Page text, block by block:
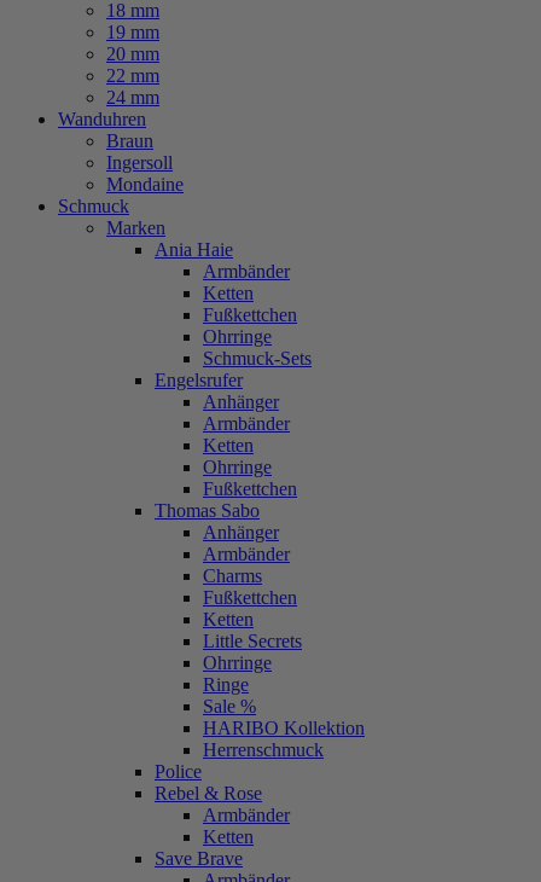
18 mm
19 mm
20 mm
22 mm
24 mm
Wanduhren
Braun
Ingersoll
Mondaine
Schmuck
Marken
Ania Haie
Armbänder
Ketten
Fußkettchen
Ohrringe
Schmuck-Sets
Engelsrufer
Anhänger
Armbänder
Ketten
Ohrringe
Fußkettchen
Thomas Sabo
Anhänger
Armbänder
Charms
Fußkettchen
Ketten
Little Secrets
Ohrringe
Ringe
Sale %
HARIBO Kollektion
Herrenschmuck
Police
Rebel & Rose
Armbänder
Ketten
Save Brave